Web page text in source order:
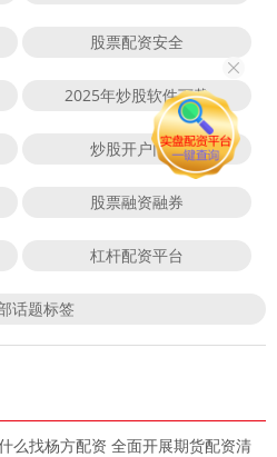
股票配资安全
2025年炒股软件下载
炒股开户门户
股票融资融券
杠杆配资平台
话题标签
么找杨方配资 全面开展期货配资清